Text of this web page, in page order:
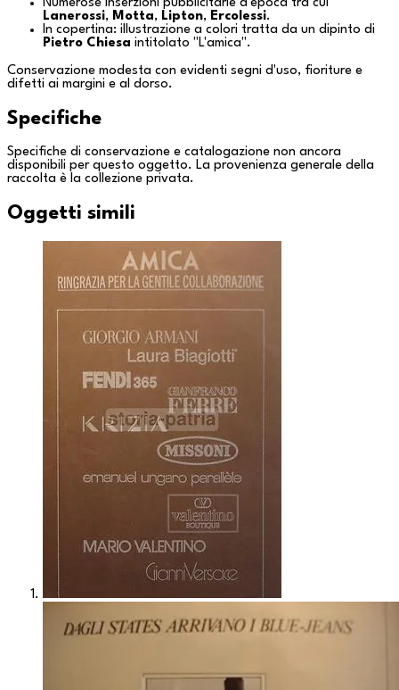
Numerose inserzioni pubblicitarie d'epoca tra cui
Lanerossi, Motta, Lipton, Ercolessi.
In copertina: illustrazione a colori tratta da un dipinto di
Pietro Chiesa intitolato "L'amica".
Conservazione modesta con evidenti segni d'uso, fioriture e
difetti ai margini e al dorso.
Specifiche
Specifiche di conservazione e catalogazione non ancora
disponibili per questo oggetto. La provenienza generale della
raccolta è la collezione privata.
Oggetti simili